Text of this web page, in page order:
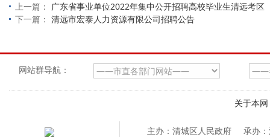
上一篇： 广东省事业单位2022年集中公开招聘高校毕业生清远考
下一篇： 清远市宏泰人力资源有限公司招聘公告
网站群导航：
关于本网
主办：清城区人民政府
承办